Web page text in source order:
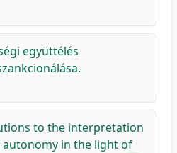
együttélés
to the interpretation
in the light of